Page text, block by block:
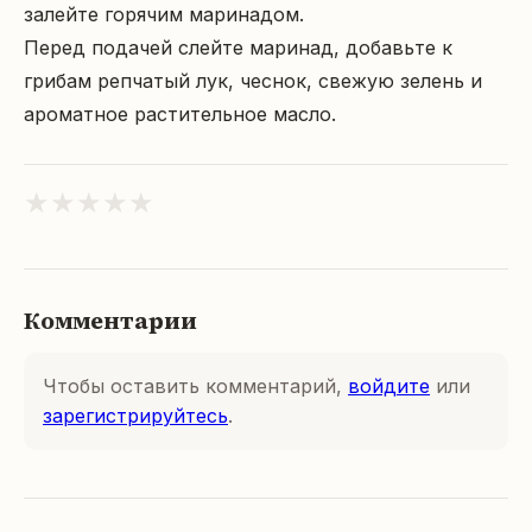
залейте горячим маринадом.
Перед подачей слейте маринад, добавьте к
грибам репчатый лук, чеснок, свежую зелень и
ароматное растительное масло.
★ ★ ★ ★ ★
Комментарии
Чтобы оставить комментарий, войдите или
зарегистрируйтесь.